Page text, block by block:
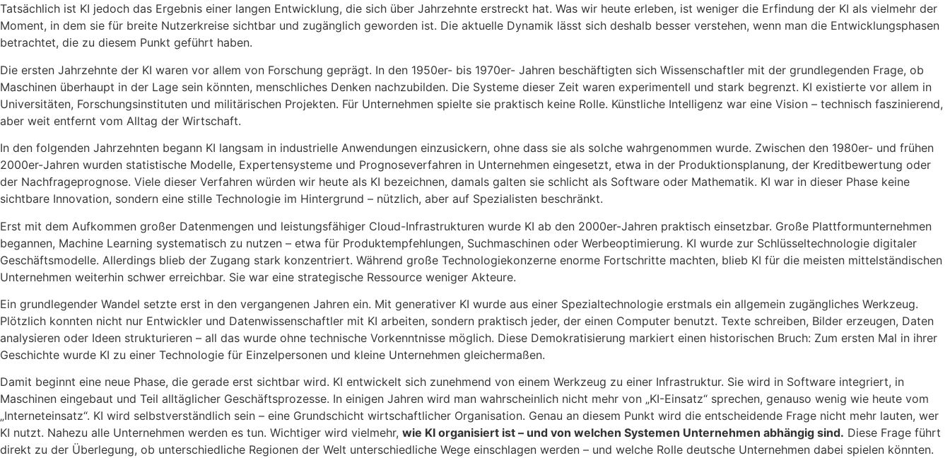
Tatsächlich ist KI jedoch das Ergebnis einer langen Entwicklung, die sich über Jahrzehnte erstreckt hat. Was wir heute erleben, ist weniger die Erfindung der KI als vielmehr der
Moment, in dem sie für breite Nutzerkreise sichtbar und zugänglich geworden ist. Die aktuelle Dynamik lässt sich deshalb besser verstehen, wenn man die Entwicklungsphasen
betrachtet, die zu diesem Punkt geführt haben.
Die ersten Jahrzehnte der KI waren vor allem von Forschung geprägt. In den 1950er- bis 1970er- Jahren beschäftigten sich Wissenschaftler mit der grundlegenden Frage, ob
Maschinen überhaupt in der Lage sein könnten, menschliches Denken nachzubilden. Die Systeme dieser Zeit waren experimentell und stark begrenzt. KI existierte vor allem in
Universitäten, Forschungsinstituten und militärischen Projekten. Für Unternehmen spielte sie praktisch keine Rolle. Künstliche Intelligenz war eine Vision – technisch faszinierend,
aber weit entfernt vom Alltag der Wirtschaft.
In den folgenden Jahrzehnten begann KI langsam in industrielle Anwendungen einzusickern, ohne dass sie als solche wahrgenommen wurde. Zwischen den 1980er- und frühen
2000er-Jahren wurden statistische Modelle, Expertensysteme und Prognoseverfahren in Unternehmen eingesetzt, etwa in der Produktionsplanung, der Kreditbewertung oder
der Nachfrageprognose. Viele dieser Verfahren würden wir heute als KI bezeichnen, damals galten sie schlicht als Software oder Mathematik. KI war in dieser Phase keine
sichtbare Innovation, sondern eine stille Technologie im Hintergrund – nützlich, aber auf Spezialisten beschränkt.
Erst mit dem Aufkommen großer Datenmengen und leistungsfähiger Cloud-Infrastrukturen wurde KI ab den 2000er-Jahren praktisch einsetzbar. Große Plattformunternehmen
begannen, Machine Learning systematisch zu nutzen – etwa für Produktempfehlungen, Suchmaschinen oder Werbeoptimierung. KI wurde zur Schlüsseltechnologie digitaler
Geschäftsmodelle. Allerdings blieb der Zugang stark konzentriert. Während große Technologiekonzerne enorme Fortschritte machten, blieb KI für die meisten mittelständischen
Unternehmen weiterhin schwer erreichbar. Sie war eine strategische Ressource weniger Akteure.
Ein grundlegender Wandel setzte erst in den vergangenen Jahren ein. Mit generativer KI wurde aus einer Spezialtechnologie erstmals ein allgemein zugängliches Werkzeug.
Plötzlich konnten nicht nur Entwickler und Datenwissenschaftler mit KI arbeiten, sondern praktisch jeder, der einen Computer benutzt. Texte schreiben, Bilder erzeugen, Daten
analysieren oder Ideen strukturieren – all das wurde ohne technische Vorkenntnisse möglich. Diese Demokratisierung markiert einen historischen Bruch: Zum ersten Mal in ihrer
Geschichte wurde KI zu einer Technologie für Einzelpersonen und kleine Unternehmen gleichermaßen.
Damit beginnt eine neue Phase, die gerade erst sichtbar wird. KI entwickelt sich zunehmend von einem Werkzeug zu einer Infrastruktur. Sie wird in Software integriert, in
Maschinen eingebaut und Teil alltäglicher Geschäftsprozesse. In einigen Jahren wird man wahrscheinlich nicht mehr von „KI-Einsatz“ sprechen, genauso wenig wie heute vom
„Interneteinsatz“. KI wird selbstverständlich sein – eine Grundschicht wirtschaftlicher Organisation. Genau an diesem Punkt wird die entscheidende Frage nicht mehr lauten, wer
KI nutzt. Nahezu alle Unternehmen werden es tun. Wichtiger wird vielmehr, wie KI organisiert ist – und von welchen Systemen Unternehmen abhängig sind. Diese Frage führt
direkt zu der Überlegung, ob unterschiedliche Regionen der Welt unterschiedliche Wege einschlagen werden – und welche Rolle deutsche Unternehmen dabei spielen könnten.